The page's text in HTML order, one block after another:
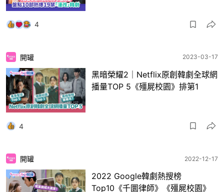
4
開罐 2023-03-17
黑暗榮耀2｜Netflix原創韓劇全球網
播量TOP 5《殭屍校園》排第1
4
開罐 2022-12-17
2022 Google韓劇熱搜榜
Top10《千圜律師》《殭屍校園》